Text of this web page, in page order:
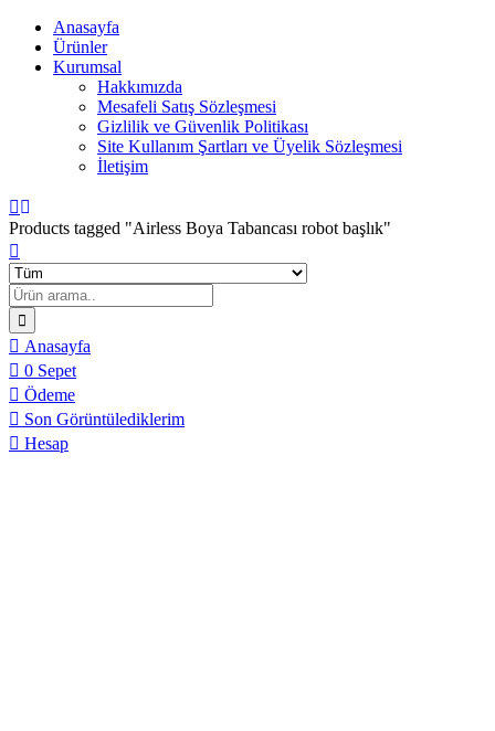
Anasayfa
Ürünler
Kurumsal
Hakkımızda
Mesafeli Satış Sözleşmesi
Gizlilik ve Güvenlik Politikası
Site Kullanım Şartları ve Üyelik Sözleşmesi
İletişim
Products tagged "Airless Boya Tabancası robot başlık"
Anasayfa
0 Sepet
Ödeme
Son Görüntülediklerim
Hesap